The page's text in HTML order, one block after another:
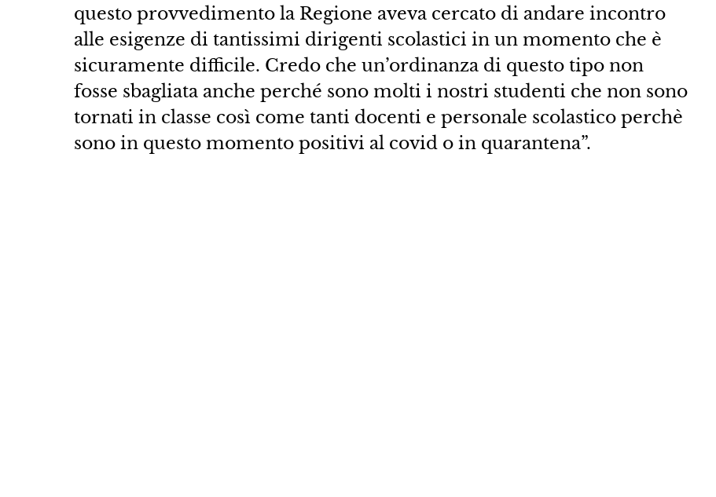
questo provvedimento la Regione aveva cercato di andare incontro
alle esigenze di tantissimi dirigenti scolastici in un momento che è
sicuramente difficile. Credo che un’ordinanza di questo tipo non
fosse sbagliata anche perché sono molti i nostri studenti che non sono
tornati in classe così come tanti docenti e personale scolastico perchè
sono in questo momento positivi al covid o in quarantena”.